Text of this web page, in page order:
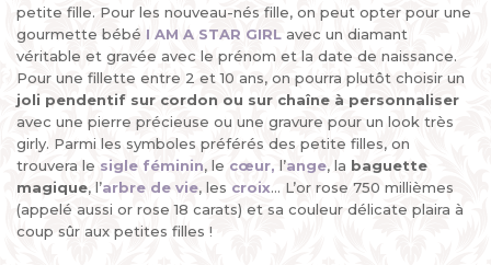
petite fille. Pour les nouveau-nés fille, on peut opter pour une
gourmette bébé I AM A STAR GIRL avec un diamant
véritable et gravée avec le prénom et la date de naissance.
Pour une fillette entre 2 et 10 ans, on pourra plutôt choisir un
joli pendentif sur cordon ou sur chaîne à personnaliser
avec une pierre précieuse ou une gravure pour un look très
girly. Parmi les symboles préférés des petite filles, on
trouvera le sigle féminin, le cœur, l’ange, la baguette
magique, l’arbre de vie, les croix... L’or rose 750 millièmes
(appelé aussi or rose 18 carats) et sa couleur délicate plaira à
coup sûr aux petites filles !